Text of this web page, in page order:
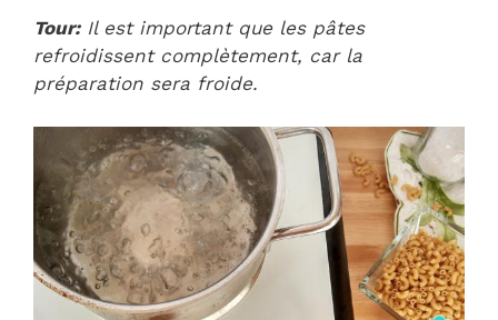
Tour:Il est important que les pâtes
refroidissent complètement, car la
préparation sera froide.